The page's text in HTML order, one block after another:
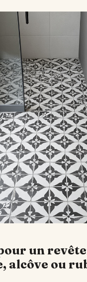
un
alcôve ou